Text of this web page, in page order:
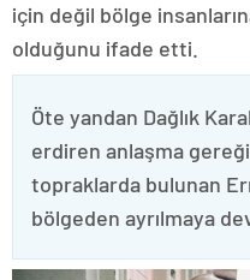
için değil bölge
olduğunu ifade etti.
Öte yandan Dağlık
erdiren anlaşma
topraklarda bulunan
bölgeden ayrılmaya